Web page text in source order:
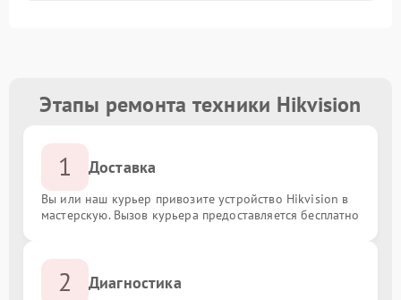
Этапы ремонта техники Hikvision
1 Доставка
Вы или наш курьер привозите устройство Hikvision в
мастерскую. Вызов курьера предоставляется бесплатно
2 Диагностика